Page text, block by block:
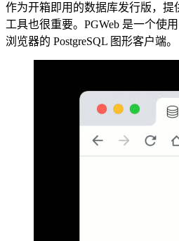
作为开箱即用的数据库发行版，
工具也很重要。PGWeb 是一个使
浏览器的 PostgreSQL 图形客户端。